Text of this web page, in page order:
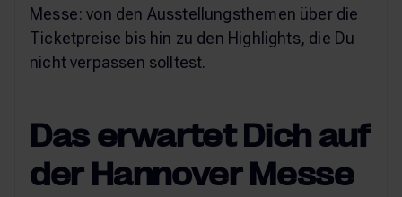
Messe: von den Ausstellungsthemen über die
Ticketpreise bis hin zu den Highlights, die Du
nicht verpassen solltest.
Das erwartet Dich auf
der Hannover Messe